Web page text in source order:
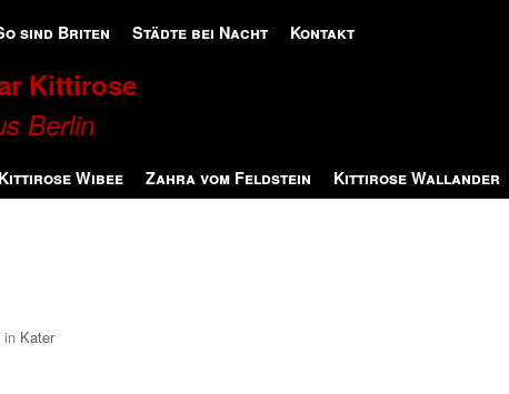
sind Briten Städte bei Nacht Kontakt
Kittirose
Berlin
Kittirose Wibee Zahra vom Feldstein Kittirose Wallander
in Kater